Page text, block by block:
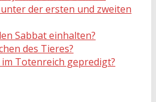
der ersten und zweiten
Sabbat einhalten?
des Tieres?
Totenreich gepredigt?